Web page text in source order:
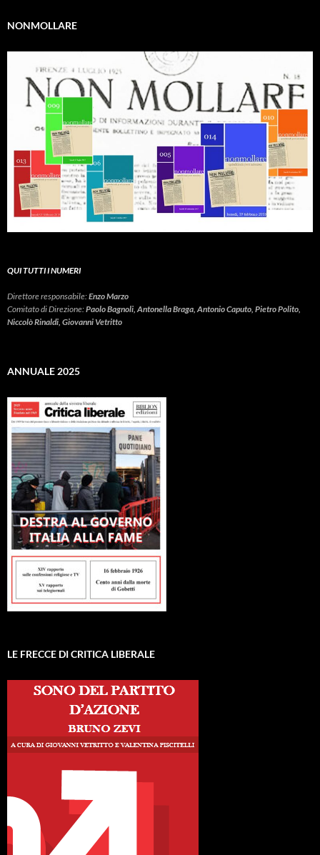
NONMOLLARE
QUI TUTTI I NUMERI
Direttore responsabile:Enzo Marzo
Comitato di Direzione:Paolo Bagnoli, Antonella Braga, Antonio Caputo, Pietro Polito,
Niccolò Rinaldi, Giovanni Vetritto
ANNUALE 2025
LE FRECCE DI CRITICA LIBERALE